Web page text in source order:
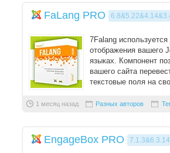
FaLang PRO
7Falang используется
отображения вашего
языках. Компонент
вашего сайта
текстовые поля на
1 месяц назад Разных авторов
EngageBox PRO 7.1.3&6.3.14